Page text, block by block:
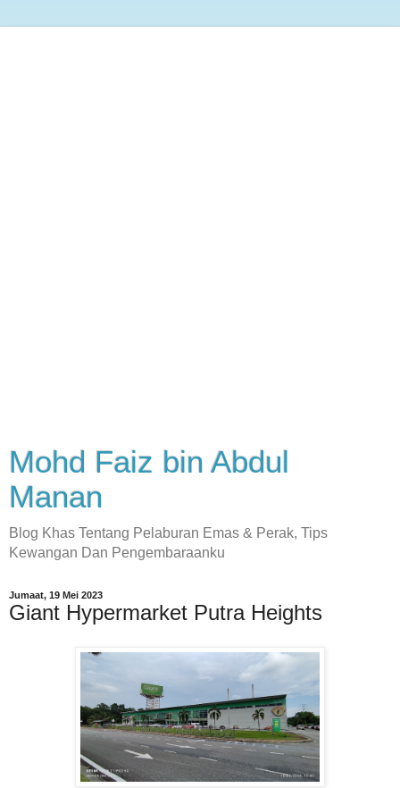
Mohd Faiz bin Abdul
Manan
Blog Khas Tentang Pelaburan Emas & Perak, Tips
Kewangan Dan Pengembaraanku
Jumaat, 19 Mei 2023
Giant Hypermarket Putra Heights